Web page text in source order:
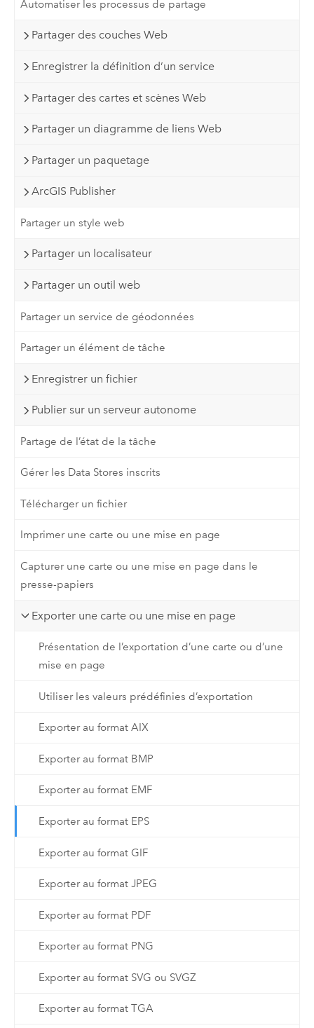
Automatiser les processus de partage
Partager des couches Web
Enregistrer la définition d’un service
Partager des cartes et scènes Web
Partager un diagramme de liens Web
Partager un paquetage
ArcGIS Publisher
Partager un style web
Partager un localisateur
Partager un outil web
Partager un service de géodonnées
Partager un élément de tâche
Enregistrer un fichier
Publier sur un serveur autonome
Partage de l’état de la tâche
Gérer les Data Stores inscrits
Télécharger un fichier
Imprimer une carte ou une mise en page
Capturer une carte ou une mise en page dans le
presse-papiers
Exporter une carte ou une mise en page
Présentation de l’exportation d’une carte ou d’une
mise en page
Utiliser les valeurs prédéfinies d’exportation
Exporter au format AIX
Exporter au format BMP
Exporter au format EMF
Exporter au format EPS
Exporter au format GIF
Exporter au format JPEG
Exporter au format PDF
Exporter au format PNG
Exporter au format SVG ou SVGZ
Exporter au format TGA